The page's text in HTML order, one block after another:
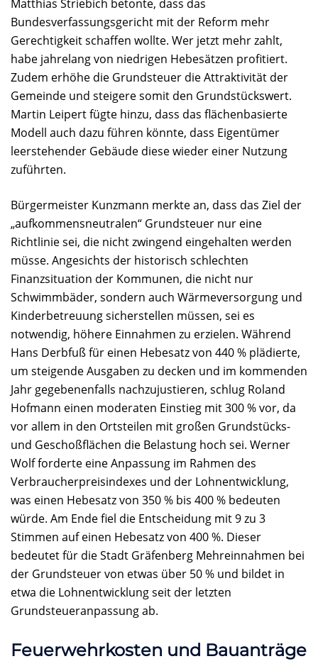
Matthias Striebich betonte, dass das
Bundesverfassungsgericht mit der Reform mehr
Gerechtigkeit schaffen wollte. Wer jetzt mehr zahlt,
habe jahrelang von niedrigen Hebesätzen profitiert.
Zudem erhöhe die Grundsteuer die Attraktivität der
Gemeinde und steigere somit den Grundstückswert.
Martin Leipert fügte hinzu, dass das flächenbasierte
Modell auch dazu führen könnte, dass Eigentümer
leerstehender Gebäude diese wieder einer Nutzung
zuführten.
Bürgermeister Kunzmann merkte an, dass das Ziel der
„aufkommensneutralen“ Grundsteuer nur eine
Richtlinie sei, die nicht zwingend eingehalten werden
müsse. Angesichts der historisch schlechten
Finanzsituation der Kommunen, die nicht nur
Schwimmbäder, sondern auch Wärmeversorgung und
Kinderbetreuung sicherstellen müssen, sei es
notwendig, höhere Einnahmen zu erzielen. Während
Hans Derbfuß für einen Hebesatz von 440 % plädierte,
um steigende Ausgaben zu decken und im kommenden
Jahr gegebenenfalls nachzujustieren, schlug Roland
Hofmann einen moderaten Einstieg mit 300 % vor, da
vor allem in den Ortsteilen mit großen Grundstücks-
und Geschoßflächen die Belastung hoch sei. Werner
Wolf forderte eine Anpassung im Rahmen des
Verbraucherpreisindexes und der Lohnentwicklung,
was einen Hebesatz von 350 % bis 400 % bedeuten
würde. Am Ende fiel die Entscheidung mit 9 zu 3
Stimmen auf einen Hebesatz von 400 %. Dieser
bedeutet für die Stadt Gräfenberg Mehreinnahmen bei
der Grundsteuer von etwas über 50 % und bildet in
etwa die Lohnentwicklung seit der letzten
Grundsteueranpassung ab.
Feuerwehrkosten und Bauanträge